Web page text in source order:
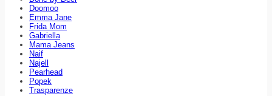
Doomoo
Emma Jane
Frida Mom
Gabriella
Mama Jeans
Naif
Najell
Pearhead
Popek
Trasparenze